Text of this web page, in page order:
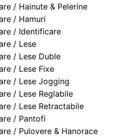
/ Hainute & Pelerine
/ Hamuri
/ Identificare
/ Lese
/ Lese Duble
/ Lese Fixe
/ Lese Jogging
/ Lese Reglabile
/ Lese Retractabile
/ Pantofi
/ Pulovere & Hanorace